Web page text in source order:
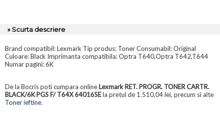
» Scurta descriere
Brand compatibil: Lexmark Tip produs: Toner Consumabil: Original
Culoare: Black Imprimanta compatibila: Optra T640,Optra T642,T644
Numar pagini: 6K
De la Bocris poti cumpara online Lexmark RET. PROGR. TONER CARTR.
BLACK/6K PGS F/ T64X 64016SEla pretul de 1.510,04 lei, precum si alte
Toner ieftine.